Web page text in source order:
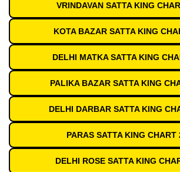
VRINDAVAN SATTA KING
KOTA BAZAR SATTA KING
DELHI MATKA SATTA KING
PALIKA BAZAR SATTA KING
DELHI DARBAR SATTA KING
PARAS SATTA KING CHART
DELHI ROSE SATTA KING